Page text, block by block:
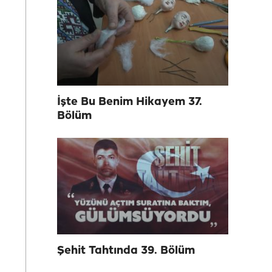
İşte Bu Benim Hikayem 37.
Bölüm
Şehit Tahtında 39. Bölüm